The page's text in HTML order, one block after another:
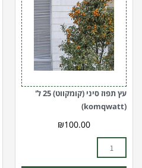
עץ תפוז סיני (קומקווט) 25 ל'
(komqwatt)
₪100.00
תפוז
סיני
(קומקווט)
25
ל'
(komqwatt)